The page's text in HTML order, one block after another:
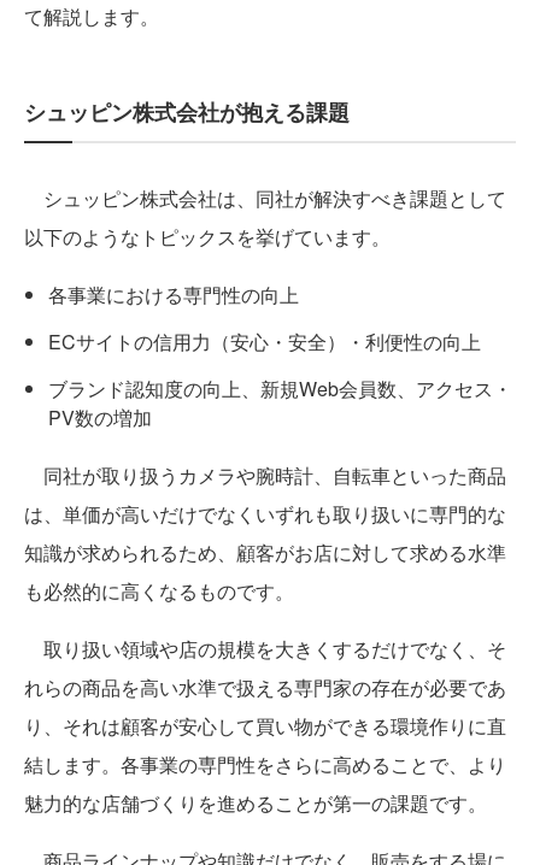
て解説します。
シュッピン株式会社が抱える課題
シュッピン株式会社は、同社が解決すべき課題として
以下のようなトピックスを挙げています。
各事業における専門性の向上
ECサイトの信用力（安心・安全）・利便性の向上
ブランド認知度の向上、新規Web会員数、アクセス・
PV数の増加
同社が取り扱うカメラや腕時計、自転車といった商品
は、単価が高いだけでなくいずれも取り扱いに専門的な
知識が求められるため、顧客がお店に対して求める水準
も必然的に高くなるものです。
取り扱い領域や店の規模を大きくするだけでなく、そ
れらの商品を高い水準で扱える専門家の存在が必要であ
り、それは顧客が安心して買い物ができる環境作りに直
結します。各事業の専門性をさらに高めることで、より
魅力的な店舗づくりを進めることが第一の課題です。